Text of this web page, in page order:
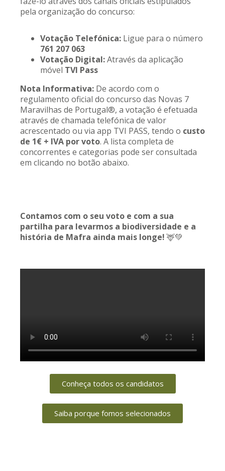
pela organização do concurso:
Votação Telefónica: Ligue para o número
761 207 063
Votação Digital:Através da aplicação
móvel TVI Pass
Nota Informativa: De acordo com o
regulamento oficial do concurso das Novas 7
Maravilhas de Portugal®, a votação é efetuada
através de chamada telefónica de valor
acrescentado ou via app TVI PASS, tendo o custo
de 1€ + IVA por voto. A lista completa de
concorrentes e categorias pode ser consultada
em clicando no botão abaixo.
Contamos com o seu voto e com a sua
partilha para levarmos a biodiversidade e a
história de Mafra ainda mais longe! 🦌💚
Conheça todos os candidatos
Saiba porque fomos selecionados